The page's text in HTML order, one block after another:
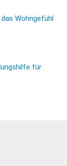
das Wohngefühl
für